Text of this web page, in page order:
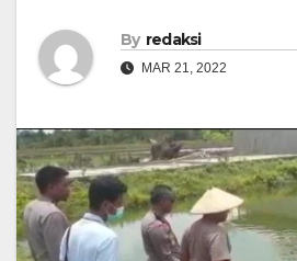
By redaksi
MAR 21, 2022